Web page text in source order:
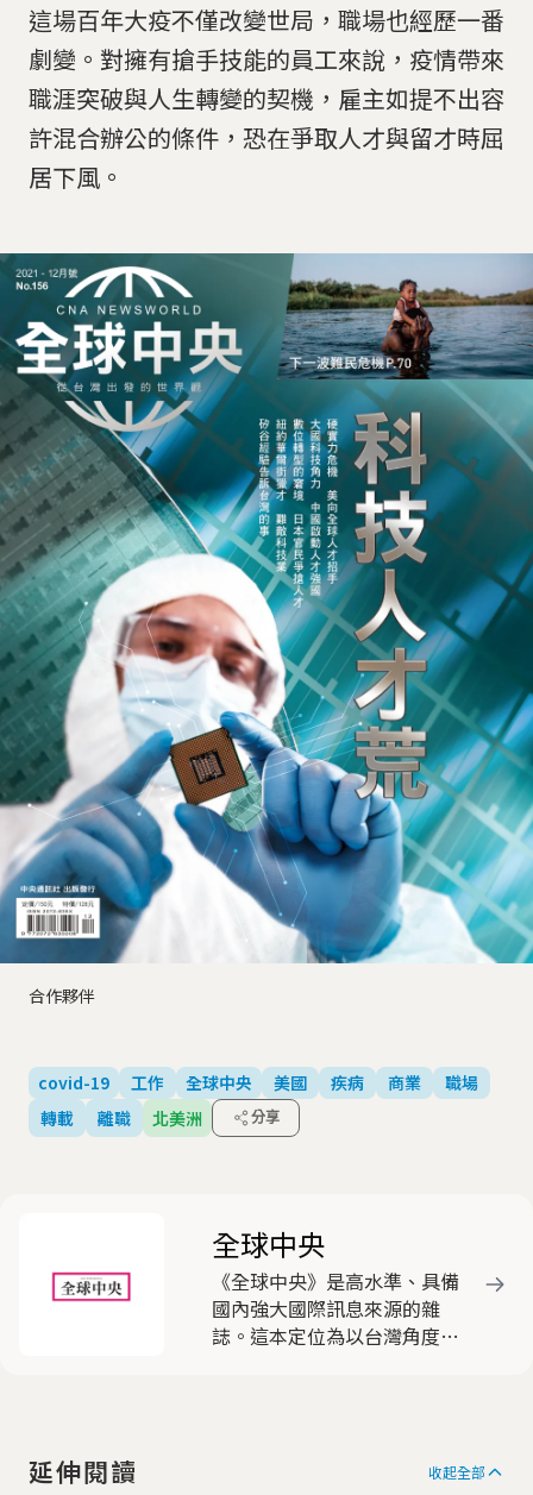
這場百年大疫不僅改變世局，職場也經歷一番
劇變。對擁有搶手技能的員工來說，疫情帶來
職涯突破與人生轉變的契機，雇主如提不出容
許混合辦公的條件，恐在爭取人才與留才時屈
居下風。
合作夥伴
covid-19 工作 全球中央 美國 疾病 商業
職場
轉載
離職 北美洲 分享
全球中央
《全球中央》是高水準、具備
國內強大國際訊息來源的雜
誌。這本定位為以台灣角度看
客觀中立，有助於豐富國人國
延伸閱讀 收起全部